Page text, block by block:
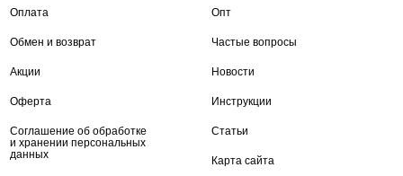
Оплата
Обмен и возврат
Акции
Оферта
Соглашение об обработке
и хранении персональных
данных
Опт
Частые вопросы
Новости
Инструкции
Статьи
Карта сайта